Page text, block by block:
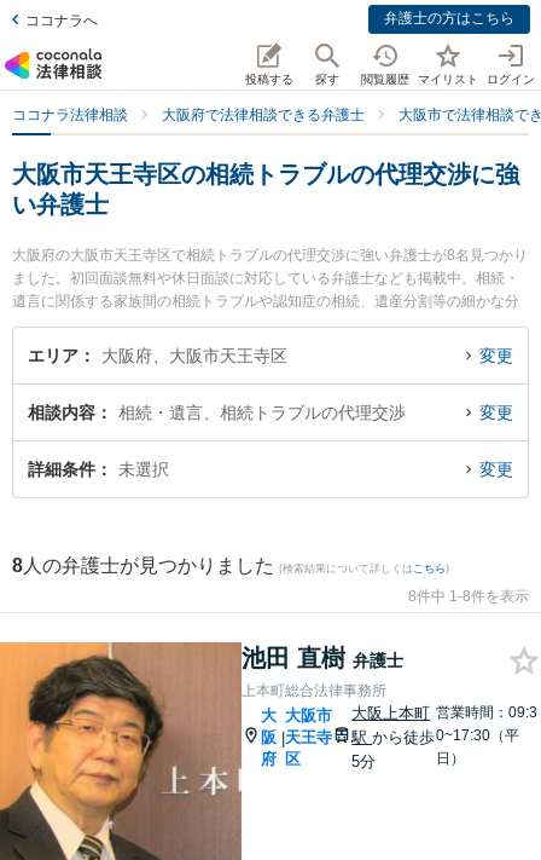
ココナラへ 弁護士の方はこちら
投稿する 探す 閲覧履歴 マイリスト ログイン
ココナラ法律相談 大阪府で法律相談できる弁護士 大阪市で法律相談で
大阪市天王寺区の相続トラブルの代理交渉に強
い弁護士
大阪府の大阪市天王寺区で相続トラブルの代理交渉に強い弁護士が8名見つかり
ました。初回面談無料や休日面談に対応している弁護士なども掲載中。相続・
遺言に関係する家族間の相続トラブルや認知症の相続、遺産分割等の細かな分
野での絞り込み検索もでき便利です。特に上本町総合法律事務所の池田 直樹弁
護士や弁護士法人新都法律事務所の新井 一樹弁護士、上本町総合法律事務所の
ブルを今すぐに弁護士に相談したい』『相続トラブルの代理交渉のトラブル解
決の実績豊富な近くの弁護士を検索したい』『初回相談無料で相続トラブルの
代理交渉を法律相談できる大阪市天王寺区内の弁護士に相談予約したい』など
エリア 大阪府、大阪市天王寺区 変更
相談内容 相続・遺言、相続トラブルの代理交渉 変更
詳細条件 未選択 変更
8 人の弁護士が見つかりました (検索結果について詳しくは こちら)
8件中 1-8件を表示
池田 直樹 弁護士
上本町総合法律事務所
大
阪
府
|
大阪市
天王寺
区
大阪上本町
駅から徒歩
5分
営業時間：09:3
0~17:30（平
日）